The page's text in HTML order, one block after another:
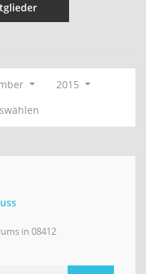
2015
in 08412